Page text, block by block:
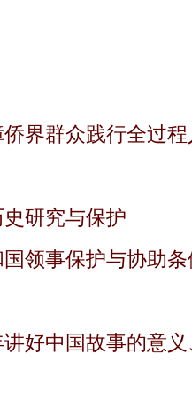
界群众践行全过
研究与保护
国领事保护与协助
好中国故事的意